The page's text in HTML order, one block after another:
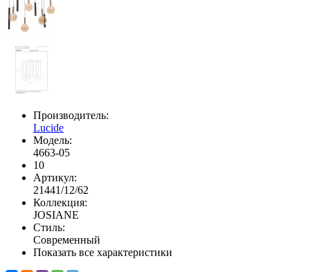
Производитель:
Lucide
Модель:
4663-05
10
Артикул:
21441/12/62
Коллекция:
JOSIANE
Стиль:
Современный
Показать все характеристики